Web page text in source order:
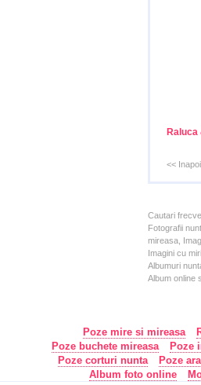
Raluca
<< Inapoi
Cautari
Fotografii
mireasa,
Imagini cu
Albumuri
Album online
Poze mire si mireasa
Poze buchete mireasa
Poze
Poze corturi nunta
Poze
Album foto online